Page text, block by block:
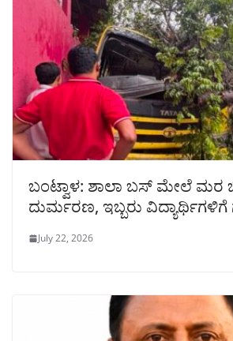
ಬಂಟ್ವಾಳ: ಶಾಲಾ ಬಸ್ ಮೇಲೆ ಮರ
ದುರ್ಮರಣ, ಇಬ್ಬರು
July 22, 2026